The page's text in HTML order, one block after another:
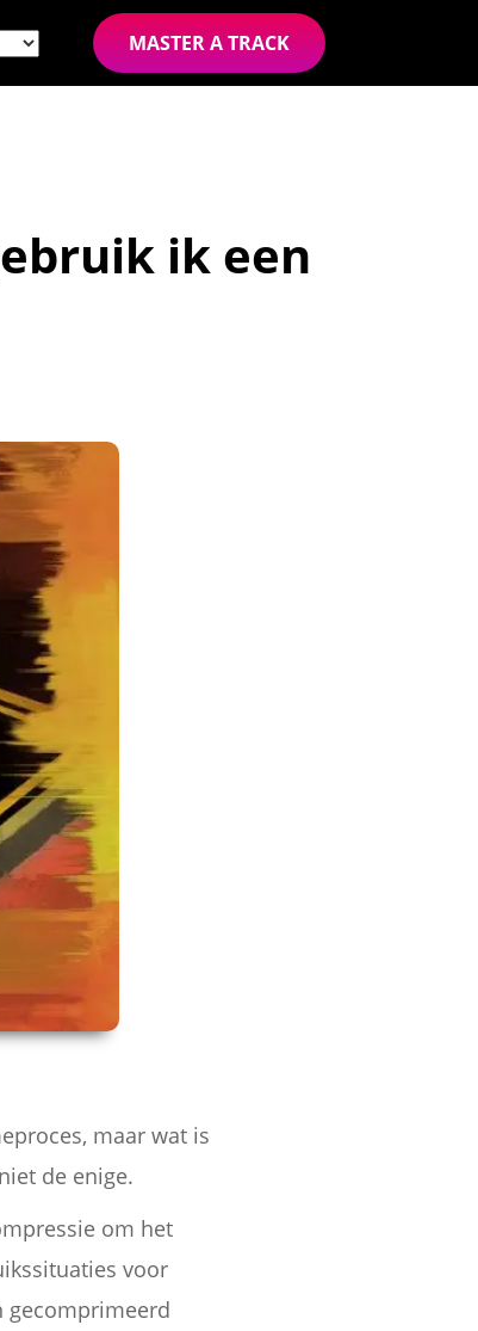
MASTER A TRACK
ik een
maar wat is
de enige.
om het
voor
gecomprimeerd